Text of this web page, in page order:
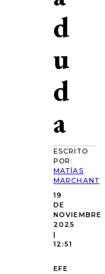
d
u
d
a
ESCRITO
POR:
MATÍAS
MARCHANT
19
DE
NOVIEMBRE
2025
|
12:51
EFE